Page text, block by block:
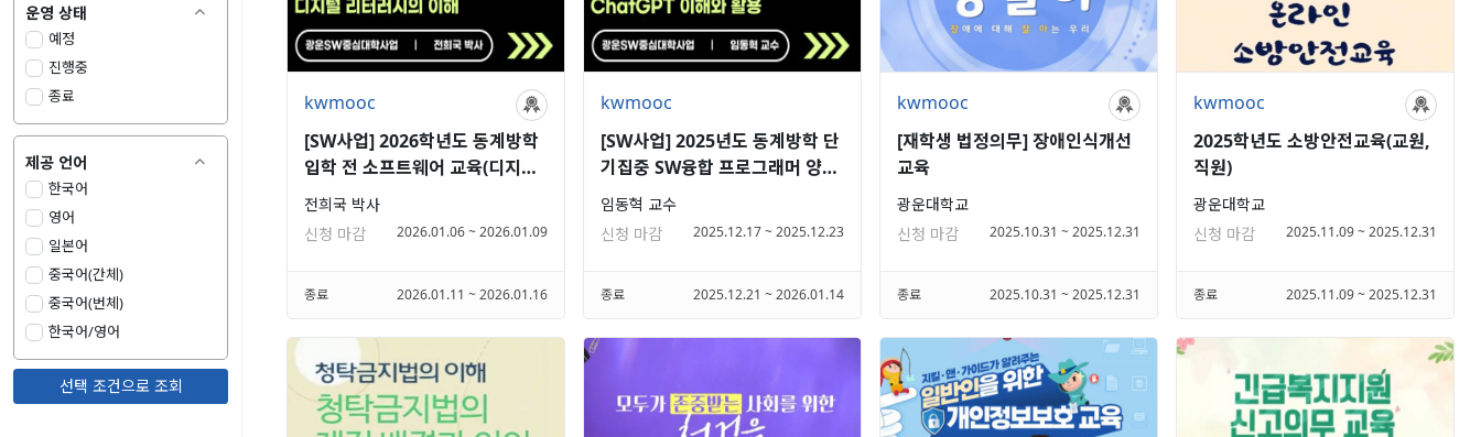
운영 상태 
예정
진행중
종료
제공 언어 
한국어
영어
일본어
중국어(간체)
중국어(번체)
한국어/영어
선택 조건으로 조회
kwmooc
[SW사업] 2026학년도 동계방학
입학 전 소프트웨어 교육(디지털
리터러시의 이해)
전희국 박사
신청 마감
2026.01.06 ~ 2026.01.09
종료 2026.01.11 ~ 2026.01.16
kwmooc
[SW사업] 2025년도 동계방학 단
기집중 SW융합 프로그래머 양성
과정
임동혁 교수
신청 마감
2025.12.17 ~ 2025.12.23
종료 2025.12.21 ~ 2026.01.14
kwmooc
[재학생 법정의무] 장애인식개선
교육
광운대학교
신청 마감
2025.10.31 ~ 2025.12.31
종료 2025.10.31 ~ 2025.12.31
kwmooc
2025학년도 소방안전교육(교원,
직원)
광운대학교
신청 마감
2025.11.09 ~ 2025.12.31
종료 2025.11.09 ~ 2025.12.31